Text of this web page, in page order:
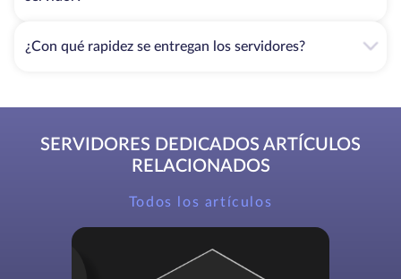
¿Con qué rapidez se entregan los servidores?
SERVIDORES DEDICADOS ARTÍCULOS
RELACIONADOS
Todos los artículos